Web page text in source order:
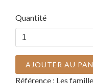
Quantité
AJOUTER AU
Référence : Les